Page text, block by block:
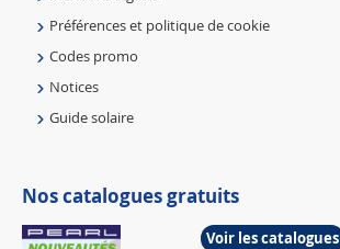
Préférences et politique de cookie
Codes promo
Notices
Guide solaire
Nos catalogues gratuits
Voir les catalogues